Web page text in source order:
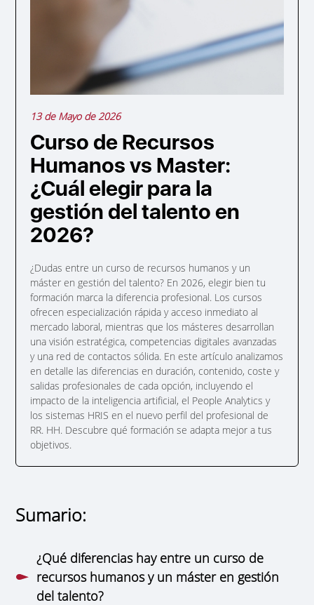
13 de Mayo de 2026
Curso de Recursos
Humanos vs Master:
¿Cuál elegir para la
gestión del talento en
2026?
¿Dudas entre un curso de recursos humanos y un
máster en gestión del talento? En 2026, elegir bien tu
formación marca la diferencia profesional. Los cursos
ofrecen especialización rápida y acceso inmediato al
mercado laboral, mientras que los másteres desarrollan
una visión estratégica, competencias digitales avanzadas
y una red de contactos sólida. En este artículo analizamos
en detalle las diferencias en duración, contenido, coste y
salidas profesionales de cada opción, incluyendo el
impacto de la inteligencia artificial, el People Analytics y
los sistemas HRIS en el nuevo perfil del profesional de
RR. HH. Descubre qué formación se adapta mejor a tus
objetivos.
Sumario:
¿Qué diferencias hay entre un curso de
recursos humanos y un máster en gestión
del talento?